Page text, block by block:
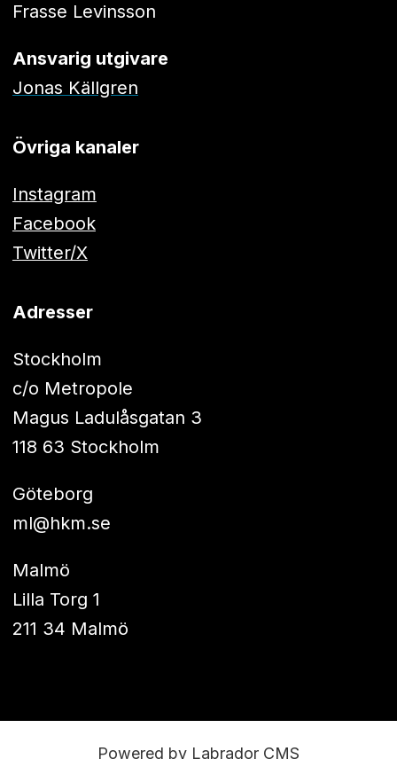
Frasse Levinsson
Ansvarig utgivare
Jonas Källgren
Övriga kanaler
Instagram
Facebook
Twitter/X
Adresser
Stockholm
c/o Metropole
Magus Ladulåsgatan 3
118 63 Stockholm
Göteborg
ml@hkm.se
Malmö
Lilla Torg 1
211 34 Malmö
Powered by Labrador CMS